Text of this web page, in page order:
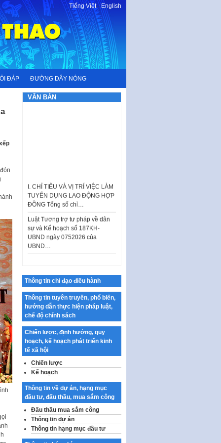
Tiếng Việt-English
ĐÁP ĐƯỜNG DÂY NÓNG
VĂN BẢN
TUYỂN DỤNG LAO ĐỘNG HỢP
ĐỒNG Tổng số chỉ…
Luật Tương trợ tư pháp về dân
sự và Kế hoạch số 187KH-
UBND ngày 0752026 của
UBND…
Ban hành Danh mục vị trí khai
Kế hoạch Tổ chức Cuộc thi
chính luận về bảo vệ nền tảng tư
tưởng của Đảng…
Công bố công khai dự toán kinh
phí xây dựng pháp luật, hoàn
thiện thể chế, chính…
Quy định về nghiên cứu, ứng
dụng khoa học, công nghệ, đổi
mới sáng tạo và chuyển…
Quy định chi tiết và hướng dẫn
thi hành một số điều của Luật Lý
lịch tư…
Sửa đổi, bổ sung một số nội
dung tại Nghị quyết số 30/NQ-
CP ngày 24 tháng 02…
Thông tin chỉ đạo điều hành
Thông tin tuyên truyền, phổ biến,
hướng dẫn thực hiện pháp luật,
chế độ chính sách
Chiến lược, định hướng, quy
hoạch, kế hoạch phát triển kinh
tế xã hội
Chiến lược
Kế hoạch
Thông tin về dự án, hạng mục
đầu tư, đấu thầu, mua sắm công
Đấu thầu mua sắm công
Thông tin dự án
Thông tin hạng mục đầu tư